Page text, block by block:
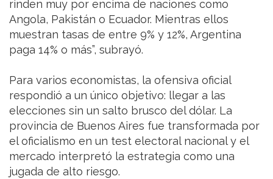
rinden muy por encima de naciones como
Angola, Pakistán o Ecuador. Mientras ellos
muestran tasas de entre 9% y 12%, Argentina
paga 14% o más”, subrayó.
Para varios economistas, la ofensiva oficial
respondió a un único objetivo: llegar a las
elecciones sin un salto brusco del dólar. La
provincia de Buenos Aires fue transformada por
el oficialismo en un test electoral nacional y el
mercado interpretó la estrategia como una
jugada de alto riesgo.